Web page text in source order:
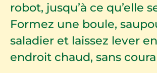
robot, jusqu’à ce qu’elle
Formez une boule,
saladier et laissez lever
endroit chaud, sans